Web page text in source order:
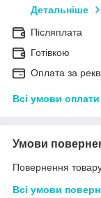
Детальніше
Післяплата
Готівкою
Оплата за
Всі умови оплати
Умови
Повернення
Всі умови